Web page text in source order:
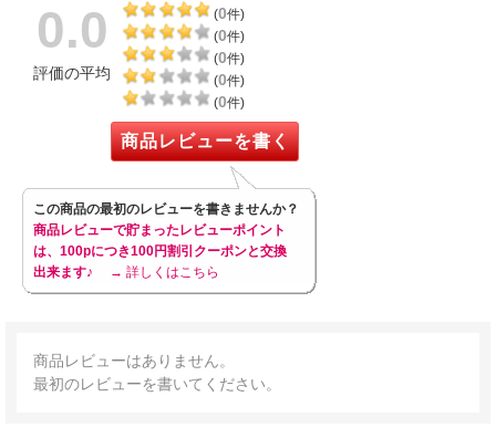
0.0
評価の平均
(0件)
(0件)
(0件)
(0件)
(0件)
商品レビューを書く
この商品の最初のレビューを書きませんか？
商品レビューで貯まったレビューポイント
は、100pにつき100円割引クーポンと交換
出来ます♪
→ 詳しくはこちら
商品レビューはありません。
最初のレビューを書いてください。